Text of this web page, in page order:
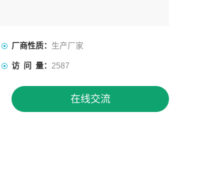
厂商性质： 生产厂家
访 问 量： 2587
在线交流